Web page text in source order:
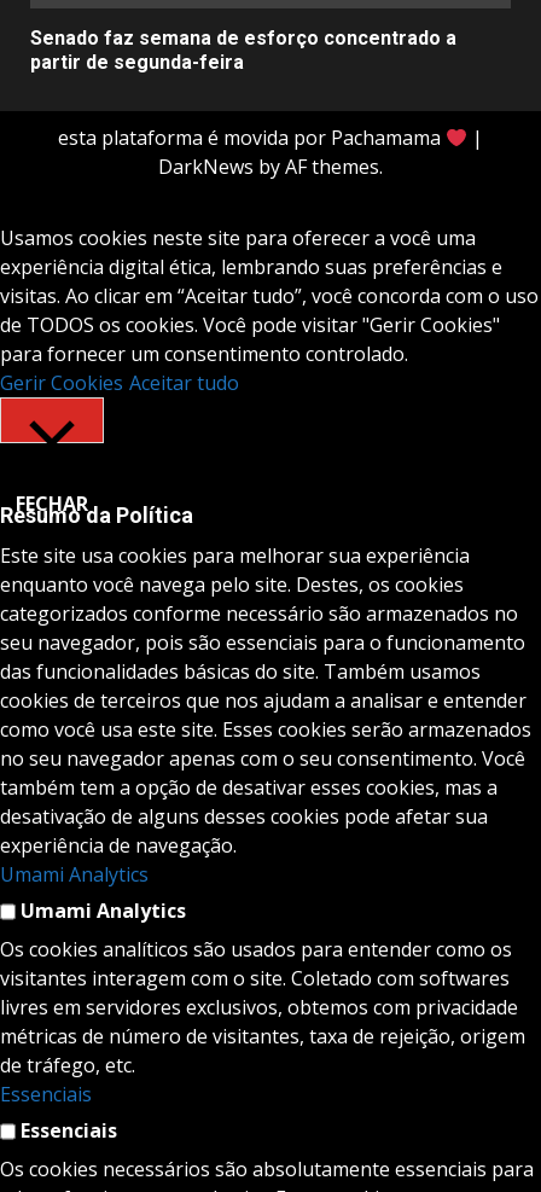
Senado faz semana de esforço concentrado a
partir de segunda-feira
esta plataforma é movida por Pachamama
|
DarkNews by AF themes.
Usamos cookies neste site para oferecer a você uma
experiência digital ética, lembrando suas preferências e
visitas. Ao clicar em “Aceitar tudo”, você concorda com o uso
de TODOS os cookies. Você pode visitar "Gerir Cookies"
para fornecer um consentimento controlado.
Gerir Cookies Aceitar tudo
FECHAR
Resumo da Política
Este site usa cookies para melhorar sua experiência
enquanto você navega pelo site. Destes, os cookies
categorizados conforme necessário são armazenados no
seu navegador, pois são essenciais para o funcionamento
das funcionalidades básicas do site. Também usamos
cookies de terceiros que nos ajudam a analisar e entender
como você usa este site. Esses cookies serão armazenados
no seu navegador apenas com o seu consentimento. Você
também tem a opção de desativar esses cookies, mas a
desativação de alguns desses cookies pode afetar sua
experiência de navegação.
Umami Analytics
Umami Analytics
Os cookies analíticos são usados para entender como os
visitantes interagem com o site. Coletado com softwares
livres em servidores exclusivos, obtemos com privacidade
métricas de número de visitantes, taxa de rejeição, origem
de tráfego, etc.
Essenciais
Essenciais
Os cookies necessários são absolutamente essenciais para